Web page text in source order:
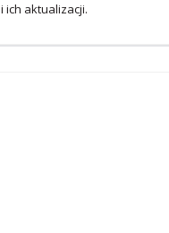
ich aktualizacji.